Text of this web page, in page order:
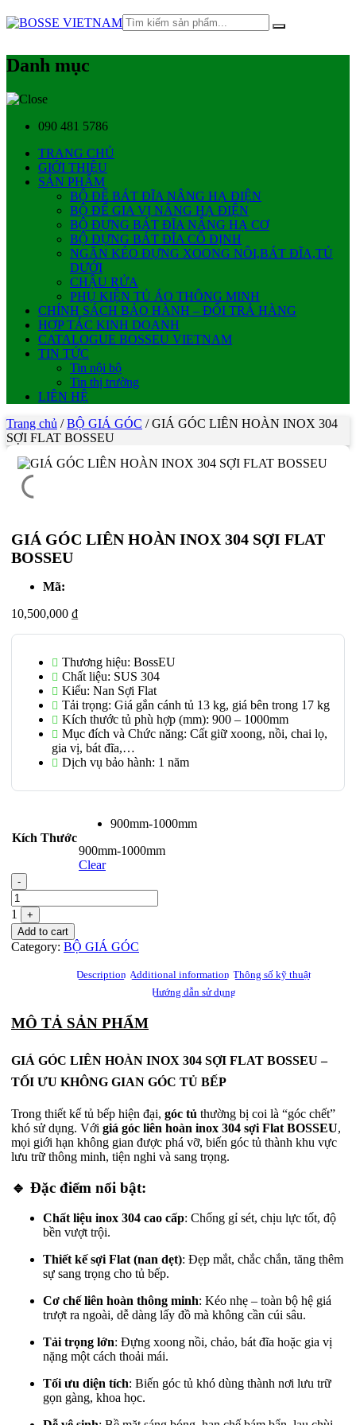
Danh mục
090 481 5786
TRANG CHỦ
GIỚI THIỆU
SẢN PHẨM
BỘ ĐỂ BÁT ĐĨA NÂNG HẠ ĐIỆN
BỘ ĐỂ GIA VỊ NÂNG HẠ ĐIỆN
BỘ ĐỰNG BÁT ĐĨA NÂNG HẠ CƠ
BỘ ĐỰNG BÁT ĐĨA CỐ ĐỊNH
NGĂN KÉO ĐỰNG XOONG NÔI,BÁT ĐĨA,TỦ
DƯỚI
CHẬU RỬA
PHỤ KIỆN TỦ ÁO THÔNG MINH
CHÍNH SÁCH BẢO HÀNH – ĐỔI TRẢ HÀNG
HỢP TÁC KINH DOANH
CATALOGUE BOSSEU VIETNAM
TIN TỨC
Tin nội bộ
Tin thị trường
LIÊN HỆ
Trang chủ /BỘ GIÁ GÓC /GIÁ GÓC LIÊN HOÀN INOX 304
SỢI FLAT BOSSEU
GIÁ GÓC LIÊN HOÀN INOX 304 SỢI FLAT
BOSSEU
Mã:
10,500,000 ₫
Thương hiệu: BossEU
Chất liệu: SUS 304
Kiểu: Nan Sợi Flat
Tải trọng: Giá gắn cánh tủ 13 kg, giá bên trong 17 kg
Kích thước tủ phù hợp (mm): 900 – 1000mm
Mục đích và Chức năng: Cất giữ xoong, nồi, chai lọ,
gia vị, bát đĩa,…
Dịch vụ bảo hành: 1 năm
Kích Thước
900mm-1000mm
900mm-1000mm
Clear
Quantity
-
1
+
Add to cart
Category: BỘ GIÁ GÓC
Description Additional information Thông số kỹ thuật
Hướng dẫn sử dụng
MÔ TẢ SẢN PHẨM
GIÁ GÓC LIÊN HOÀN INOX 304 SỢI FLAT BOSSEU –
TỐI ƯU KHÔNG GIAN GÓC TỦ BẾP
Trong thiết kế tủ bếp hiện đại, góc tủ thường bị coi là “góc chết”
khó sử dụng. Với giá góc liên hoàn inox 304 sợi Flat BOSSEU,
mọi giới hạn không gian được phá vỡ, biến góc tủ thành khu vực
lưu trữ thông minh, tiện nghi và sang trọng.
🔹 Đặc điểm nổi bật:
Chất liệu inox 304 cao cấp: Chống gỉ sét, chịu lực tốt, độ
bền vượt trội.
Thiết kế sợi Flat (nan dẹt): Đẹp mắt, chắc chắn, tăng thêm
sự sang trọng cho tủ bếp.
Cơ chế liên hoàn thông minh: Kéo nhẹ – toàn bộ hệ giá
trượt ra ngoài, dễ dàng lấy đồ mà không cần cúi sâu.
Tải trọng lớn: Đựng xoong nồi, chảo, bát đĩa hoặc gia vị
nặng một cách thoải mái.
Tối ưu diện tích: Biến góc tủ khó dùng thành nơi lưu trữ
gọn gàng, khoa học.